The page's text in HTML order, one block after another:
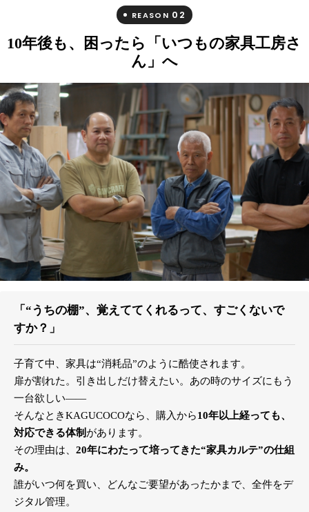
REASON 02
10年後も、困ったら「いつもの家具工房さ
ん」へ
「“うちの棚”、覚えててくれるって、すごくないで
すか？」
子育て中、家具は“消耗品”のように酷使されます。
扉が割れた。引き出しだけ替えたい。あの時のサイズにもう
一台欲しい――
そんなときKAGUCOCOなら、購入から10年以上経っても、
対応できる体制 があります。
その理由は、 20年にわたって培ってきた“家具カルテ”の仕組
み。
誰がいつ何を買い、どんなご要望があったかまで、全件をデ
ジタル管理。